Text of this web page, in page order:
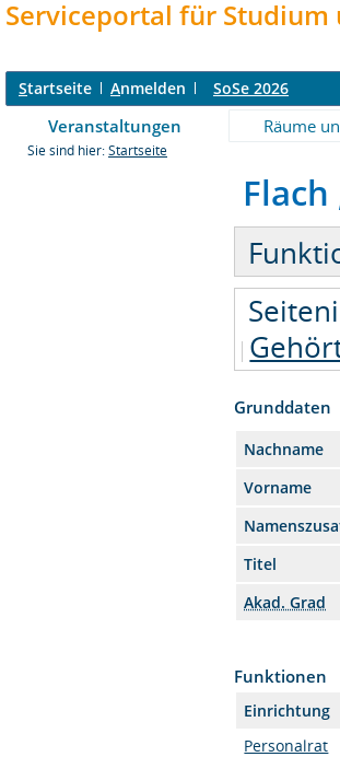
Serviceportal für Studium
Startseite Anmelden SoSe 2026
Veranstaltungen Räume
Sie sind hier: Startseite
Grunddaten
Nachname
Vorname
Titel
Akad. Grad
Funktionen
Einrichtung
Personalrat